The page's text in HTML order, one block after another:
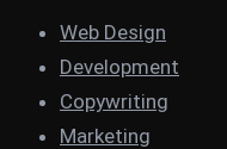
o
o
k
e
r
d
I
n
r
Web Design
Development
Copywriting
Marketing